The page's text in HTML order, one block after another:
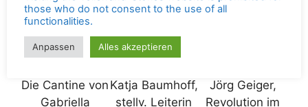
Die Cantine von
Gabriella
Katja Baumhoff,
stellv. Leiterin
Jörg Geiger,
Revolution im
those who do not consent to the use of all
functionalities.
Anpassen Alles akzeptieren